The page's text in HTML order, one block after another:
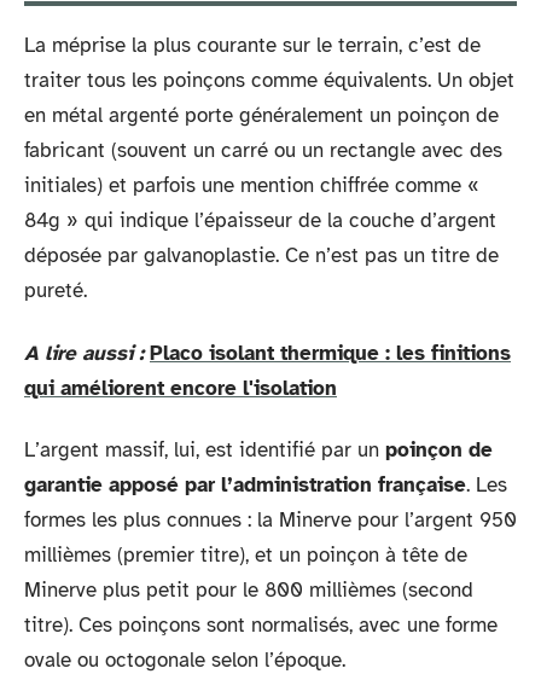
La méprise la plus courante sur le terrain, c’est de
traiter tous les poinçons comme équivalents. Un objet
en métal argenté porte généralement un poinçon de
fabricant (souvent un carré ou un rectangle avec des
initiales) et parfois une mention chiffrée comme «
84g » qui indique l’épaisseur de la couche d’argent
déposée par galvanoplastie. Ce n’est pas un titre de
pureté.
A lire aussi : Placo isolant thermique : les finitions
qui améliorent encore l'isolation
L’argent massif, lui, est identifié par un poinçon de
garantie apposé par l’administration française. Les
formes les plus connues : la Minerve pour l’argent 950
millièmes (premier titre), et un poinçon à tête de
Minerve plus petit pour le 800 millièmes (second
titre). Ces poinçons sont normalisés, avec une forme
ovale ou octogonale selon l’époque.